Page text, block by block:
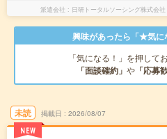
派遣会社 日研トータルソーシング株式会
興味があったら「★気に
「気になる！」を押して
「面談確約」 や 「応募
未読
NEW
掲載日 2026/08/07